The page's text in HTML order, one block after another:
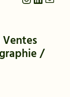
/